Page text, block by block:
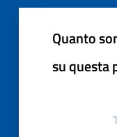
Quanto
su questa